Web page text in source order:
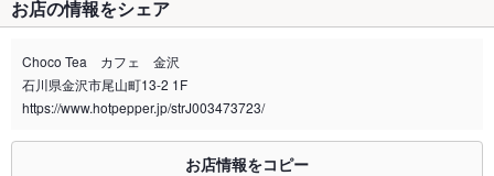
禁煙・喫煙 全席禁煙
喫煙専用室 なし
※2020年4月1日～受動喫煙対策に関する法律が施行されています。正しい情報はお店へお問い
お店の情報をシェア
Choco Tea カフェ 金沢
石川県金沢市尾山町13-2 1F
https://www.hotpepper.jp/strJ003473723/
お店情報をコピー